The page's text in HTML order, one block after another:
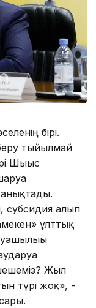
бірі.
тыйылмай
Шығыс
анықтады.
субсидия алып
ұлттық
Жыл
түрі жоқ», -